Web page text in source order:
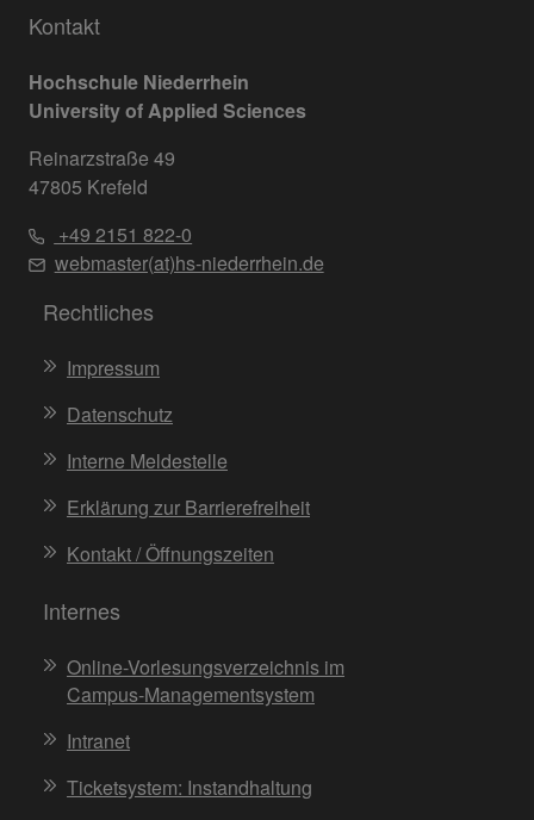
Kontakt
Hochschule Niederrhein
University of Applied Sciences
Reinarzstraße 49
47805 Krefeld
+49 2151 822-0
webmaster(at)hs-niederrhein.de
Rechtliches
Impressum
Datenschutz
Interne Meldestelle
Erklärung zur Barrierefreiheit
Kontakt / Öffnungszeiten
Internes
Online-Vorlesungsverzeichnis im
Campus-Managementsystem
Intranet
Ticketsystem: Instandhaltung